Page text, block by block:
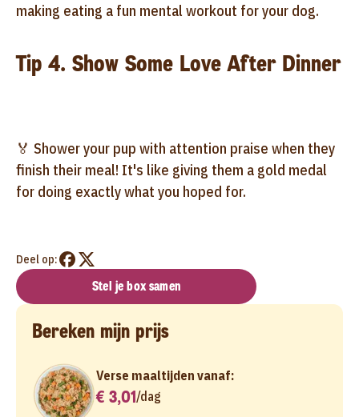
making eating a fun mental workout for your dog.
Tip 4. Show Some Love After Dinner
🏅 Shower your pup with attention praise when they
finish their meal! It's like giving them a gold medal
for doing exactly what you hoped for.
Deel op:
Stel je box samen
Bereken mijn prijs
Verse maaltijden vanaf:
€ 3,01/dag